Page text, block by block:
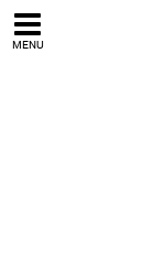
MENU